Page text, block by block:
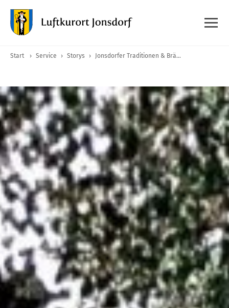
Start › Service › Storys › Jonsdorfer Traditionen & Bräuche